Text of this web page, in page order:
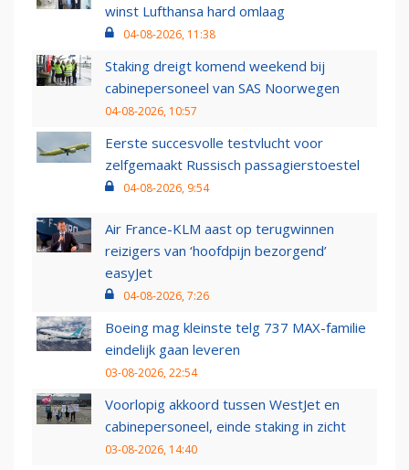
winst Lufthansa hard omlaag
04-08-2026, 11:38
Staking dreigt komend weekend bij
cabinepersoneel van SAS Noorwegen
04-08-2026, 10:57
Eerste succesvolle testvlucht voor
zelfgemaakt Russisch passagierstoestel
04-08-2026, 9:54
Air France-KLM aast op terugwinnen
reizigers van ‘hoofdpijn bezorgend’
easyJet
04-08-2026, 7:26
Boeing mag kleinste telg 737 MAX-familie
eindelijk gaan leveren
03-08-2026, 22:54
Voorlopig akkoord tussen WestJet en
cabinepersoneel, einde staking in zicht
03-08-2026, 14:40